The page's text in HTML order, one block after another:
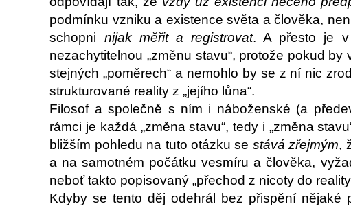
podmínku vzniku a existence světa a člověka,
schopni nijak měřit a registrovat. A přesto je v
nezachytitelnou „změnu stavu“, protože pokud
stejných „poměrech“ a nemohlo by se z ní nic
strukturované reality z „jejího lůna“.
Filosof a společně s ním i náboženské (a
rámci je každá „změna stavu“, tedy i „změna
bližším pohledu na tuto otázku se stává zřejmým,
a na samotném počátku vesmíru a člověka,
neboť takto popisovaný „přechod z nicoty do
Kdyby se tento děj odehrál bez přispění